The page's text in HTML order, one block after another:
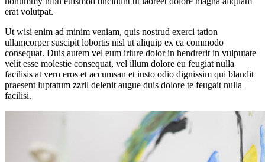
erat volutpat.
Ut wisi enim ad minim veniam, quis nostrud exerci tation
ullamcorper suscipit lobortis nisl ut aliquip ex ea commodo
consequat. Duis autem vel eum iriure dolor in hendrerit in vulputate
velit esse molestie consequat, vel illum dolore eu feugiat nulla
facilisis at vero eros et accumsan et iusto odio dignissim qui blandit
praesent luptatum zzril delenit augue duis dolore te feugait nulla
facilisi.